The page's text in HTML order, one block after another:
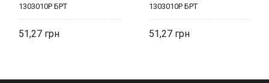
1303010Р БРТ
51,27
1303010Р БРТ
51,27